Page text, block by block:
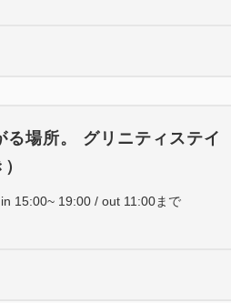
る場所。 グリニティステイ
in 15:00~ 19:00 / out 11:00まで